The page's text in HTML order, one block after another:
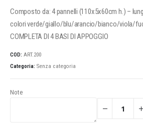
Composto da: 4 pannelli (110x5x60cm h.) –
colori verde/giallo/blu/arancio/bianco/viola/
COMPLETA DI 4 BASI DI APPOGGIO
COD: ART.200
Categoria: Senza categoria
Note